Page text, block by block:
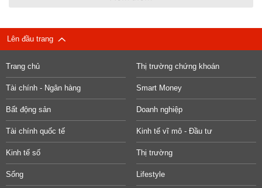
Lên đầu trang
Trang chủ Thị trường chứng khoán
Tài chính - Ngân hàng Smart Money
Bất động sản Doanh nghiệp
Tài chính quốc tế Kinh tế vĩ mô - Đầu tư
Kinh tế số Thị trường
Sống Lifestyle